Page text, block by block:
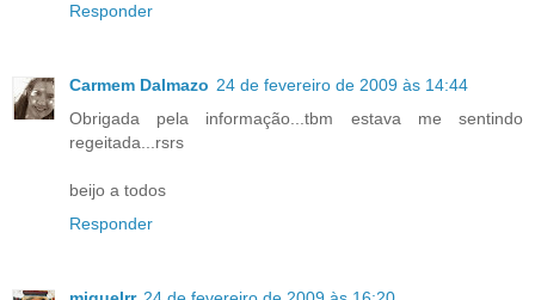
Responder
Carmem Dalmazo 24 de fevereiro de 2009 às 14:44
Obrigada pela informação...tbm estava me sentindo
regeitada...rsrs
beijo a todos
Responder